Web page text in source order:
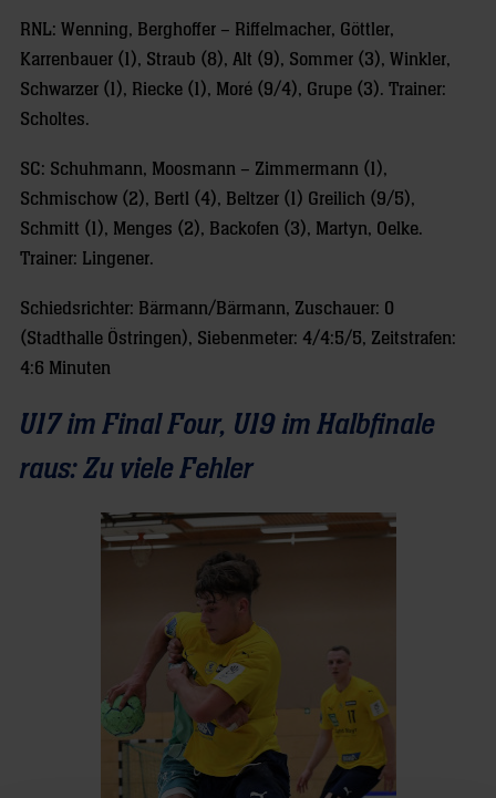
RNL: Wenning, Berghoffer – Riffelmacher, Göttler,
Karrenbauer (1), Straub (8), Alt (9), Sommer (3), Winkler,
Schwarzer (1), Riecke (1), Moré (9/4), Grupe (3). Trainer:
Scholtes.
SC: Schuhmann, Moosmann – Zimmermann (1),
Schmischow (2), Bertl (4), Beltzer (1) Greilich (9/5),
Schmitt (1), Menges (2), Backofen (3), Martyn, Oelke.
Trainer: Lingener.
Schiedsrichter: Bärmann/Bärmann, Zuschauer: 0
(Stadthalle Östringen), Siebenmeter: 4/4:5/5, Zeitstrafen:
4:6 Minuten
U17 im Final Four, U19 im Halbfinale
raus: Zu viele Fehler